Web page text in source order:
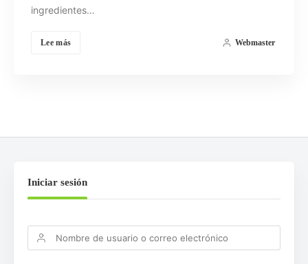
ingredientes…
Lee más Webmaster
Iniciar sesión